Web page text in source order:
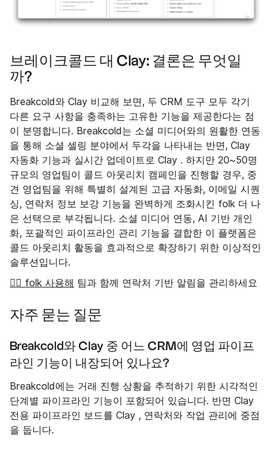
브레이크콜드 대 Clay: 결론은 무엇일
까?
Breakcold와 Clay 비교해 보면, 두 CRM 도구 모두 각기
다른 요구 사항을 충족하는 고유한 기능을 제공한다는 점
이 분명합니다. Breakcold는 소셜 미디어와의 원활한 연동
을 통해 소셜 셀링 분야에서 두각을 나타내는 반면, Clay
자동화 기능과 실시간 업데이트로 Clay . 하지만 20~50명
규모의 영업팀이 콜드 아웃리치 캠페인을 진행할 경우, 중
견 영업팀을 위해 특별히 설계된 고급 자동화, 이메일 시퀀
싱, 연락처 정보 보강 기능을 완벽하게 조화시킨 folk 더 나
은 선택으로 부각됩니다. 소셜 미디어 연동, AI 기반 개인
화, 포괄적인 파이프라인 관리 기능을 결합한 이 플랫폼은
콜드 아웃리치 활동을 효과적으로 확장하기 위한 이상적인
솔루션입니다.
👉🏼 folk 사용해 팀과 함께 연락처 기반 알림을 관리하세요
자주 묻는 질문
Breakcold와 Clay 중 어느 CRM에 영업 파이프
라인 기능이 내장되어 있나요?
Breakcold에는 거래 진행 상황을 추적하기 위한 시각적인
단계별 파이프라인 기능이 포함되어 있습니다. 반면 Clay
전용 파이프라인 보드를 Clay , 연락처와 작업 관리에 중점
을 둡니다.